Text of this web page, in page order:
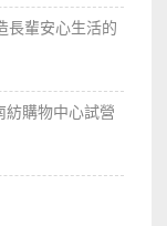
長輩安心生活的
紡購物中心試營